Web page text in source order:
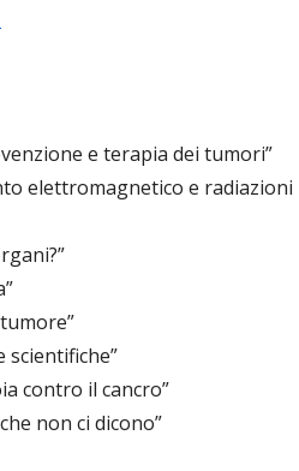
e terapia dei tumori”
elettromagnetico e radiazioni
scientifiche”
contro il cancro”
non ci dicono”